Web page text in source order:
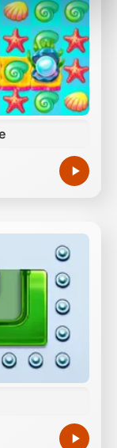
Ihrer
Partner für
weiter.
die
sie im Rahmen